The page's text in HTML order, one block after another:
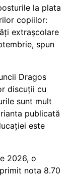
la plata
copiilor:
extrașcolare
spun
Dragos
discuții cu
sunt mult
publicată
este
2026, o
nota 8.70